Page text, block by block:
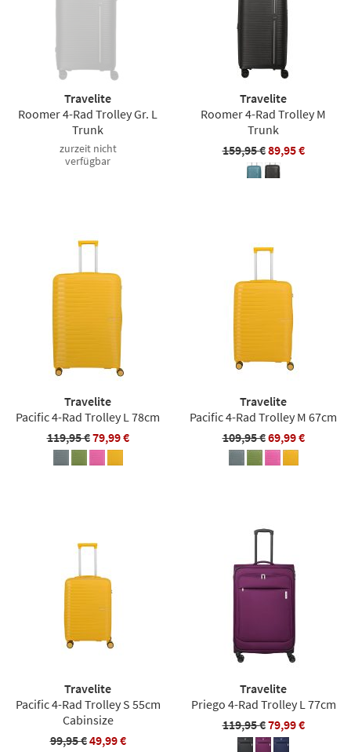
Travelite
Roomer 4-Rad Trolley Gr. L
Trunk
zurzeit nicht
verfügbar
Travelite
Roomer 4-Rad Trolley M
Trunk
159,95 €89,95 €
Travelite
Pacific 4-Rad Trolley L 78cm
119,95 €79,99 €
Travelite
Pacific 4-Rad Trolley M 67cm
109,95 €69,99 €
Travelite
Pacific 4-Rad Trolley S 55cm
Cabinsize
99,95 €49,99 €
Travelite
Priego 4-Rad Trolley L 77cm
119,95 €79,99 €